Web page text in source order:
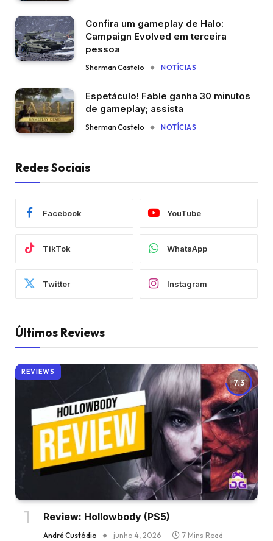
Confira um gameplay de Halo:
Campaign Evolved em terceira
pessoa
Sherman Castelo NOTÍCIAS
Espetáculo! Fable ganha 30 minutos
de gameplay; assista
Sherman Castelo NOTÍCIAS
Redes Sociais
Facebook YouTube
TikTok WhatsApp
Twitter Instagram
Últimos Reviews
7.3
REVIEWS
Review: Hollowbody (PS5)
André Custódio junho 4, 2026 7 Mins Read